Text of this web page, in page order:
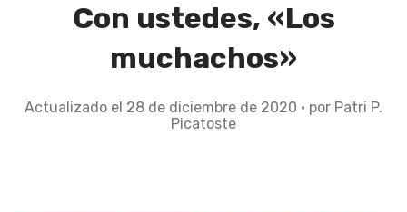
Con ustedes, «Los
muchachos»
Actualizado el 28 de diciembre de 2020 2 por Patri P.
Picatoste